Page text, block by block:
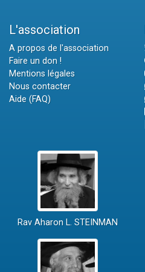
L'association
A propos de l'association
Faire un don !
Mentions légales
Nous contacter
Aide (FAQ)
Rav Aharon L. STEINMAN